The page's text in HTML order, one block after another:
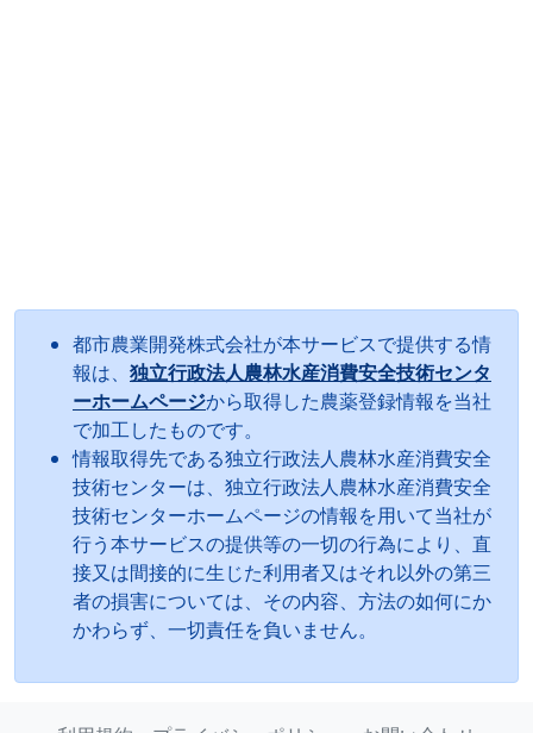
都市農業開発株式会社が本サービスで提供する情
報は、 独立行政法人農林水産消費安全技術センタ
ーホームページから取得した農薬登録情報を当社
で加工したものです。
情報取得先である独立行政法人農林水産消費安全
技術センターは、独立行政法人農林水産消費安全
技術センターホームページの情報を用いて当社が
行う本サービスの提供等の一切の行為により、直
接又は間接的に生じた利用者又はそれ以外の第三
者の損害については、その内容、方法の如何にか
かわらず、一切責任を負いません。